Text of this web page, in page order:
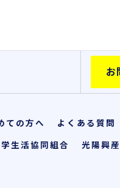
お
ての方へ よくある質問
生活協同組合 光陽興